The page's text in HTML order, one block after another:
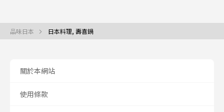
品味日本 日本料理, 壽喜鍋
關於本網站
使用條款